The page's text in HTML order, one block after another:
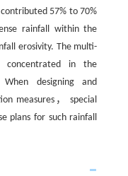
57% to 70%
rainfall within the
erosivity. The multi-
concentrated in the
designing and
measures， special
plans for such rainfall